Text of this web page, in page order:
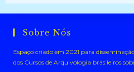
Sobre Nós
Espaço criado em 2021 para
dos Cursos de Arquivologia brasileiros